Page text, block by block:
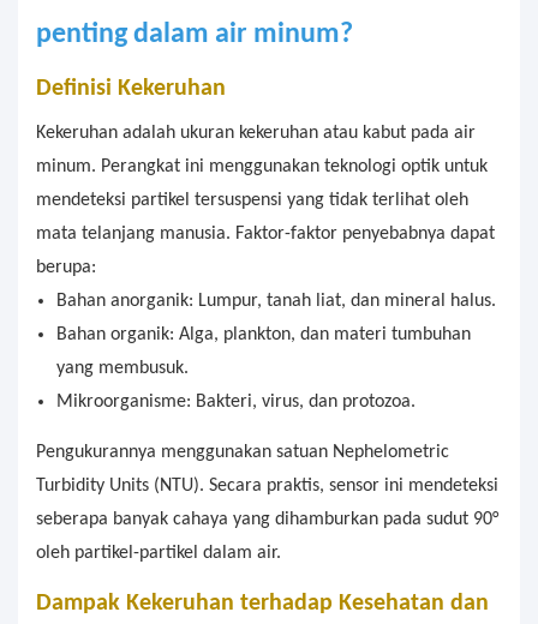
penting dalam air minum?
Definisi Kekeruhan
Kekeruhan adalah ukuran kekeruhan atau kabut pada air
minum. Perangkat ini menggunakan teknologi optik untuk
mendeteksi partikel tersuspensi yang tidak terlihat oleh
mata telanjang manusia. Faktor-faktor penyebabnya dapat
berupa:
Bahan anorganik: Lumpur, tanah liat, dan mineral halus.
Bahan organik: Alga, plankton, dan materi tumbuhan
yang membusuk.
Mikroorganisme: Bakteri, virus, dan protozoa.
Pengukurannya menggunakan satuan Nephelometric
Turbidity Units (NTU). Secara praktis, sensor ini mendeteksi
seberapa banyak cahaya yang dihamburkan pada sudut 90°
oleh partikel-partikel dalam air.
Dampak Kekeruhan terhadap Kesehatan dan